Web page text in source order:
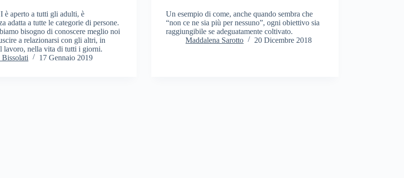
è aperto a tutti gli adulti, è
adatta a tutte le categorie di persone.
bisogno di conoscere meglio noi
a relazionarsi con gli altri, in
lavoro, nella vita di tutti i giorni.
17 Gennaio 2019
Un esempio di come, anche quando sembra che
“non ce ne sia più per nessuno”, ogni obiettivo sia
raggiungibile se adeguatamente coltivato.
Maddalena Sarotto
20 Dicembre 2018